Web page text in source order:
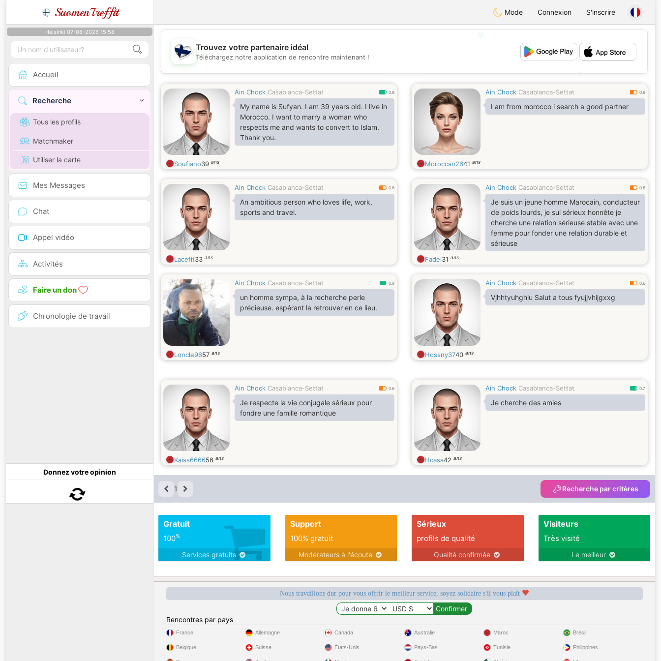
SuomenTreffit Mode Connexion S'inscrire
Helsinki 07-08-2026 15:58
Accueil
Recherche
Tous les profils
Matchmaker
Utiliser la carte
Mes Messages
Chat
Appel vidéo
Activités
Faire un don
Chronologie de travail
Donnez votre opinion
💖
💕
Trouvez votre partenaire idéal
Téléchargez notre application de rencontre maintenant !
Ain Chock Casablanca-Settat 0.8
My name is Sufyan. I am 39 years old. I live in
Morocco. I want to marry a woman who
respects me and wants to convert to Islam.
Thank you.
Soufiano39 ans
Ain Chock Casablanca-Settat 0.6
I am from morocco i search a good partner
Moroccan2641 ans
Ain Chock Casablanca-Settat 0.6
An ambitious person who loves life, work,
sports and travel.
Lacefit33 ans
Ain Chock Casablanca-Settat 0.6
Je suis un jeune homme Marocain, conducteur
de poids lourds, je sui sérieux honnête je
cherche une relation sérieuse stable avec une
femme pour fonder une relation durable et
sérieuse
Fadel31 ans
Ain Chock Casablanca-Settat 0.9
un homme sympa, à la recherche perle
précieuse. espérant la retrouver en ce lieu.
Loncle9657 ans
Ain Chock Casablanca-Settat 0.6
Vjhhtyuhghiu Salut a tous fyujjvhijgxxg
Hossny3740 ans
Ain Chock Casablanca-Settat 0.6
Je respecte la vie conjugale sérieux pour
fondre une famille romantique
Kaiss666656 ans
Ain Chock Casablanca-Settat 0.7
Je cherche des amies
Hcasa42 ans
1 Recherche par critères
Gratuit
100%
Services gratuits
Support
100% gratuit
Modérateurs à l'écoute
Sérieux
profils de qualité
Qualité confirmée
Visiteurs
Très visité
Le meilleur
Nous travaillons dur pour vous offrir le meilleur service, soyez solidaire s'il vous plaît
Rencontres par pays
France
Belgique
Allemagne
Suisse
Canada
États-Unis
Australie
Pays-Bas
Maroc
Tunisie
Brésil
Philippines